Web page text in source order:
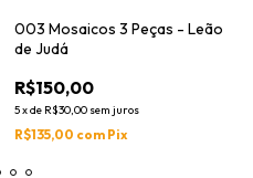
003 Mosaicos 3 Peças - Leão
de Judá
R$150,00
5xde R$30,00 sem juros
R$135,00 com Pix